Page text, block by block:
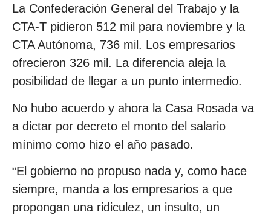
La Confederación General del Trabajo y la
CTA-T pidieron 512 mil para noviembre y la
CTA Autónoma, 736 mil. Los empresarios
ofrecieron 326 mil. La diferencia aleja la
posibilidad de llegar a un punto intermedio.
No hubo acuerdo y ahora la Casa Rosada va
a dictar por decreto el monto del salario
mínimo como hizo el año pasado.
“El gobierno no propuso nada y, como hace
siempre, manda a los empresarios a que
propongan una ridiculez, un insulto, un